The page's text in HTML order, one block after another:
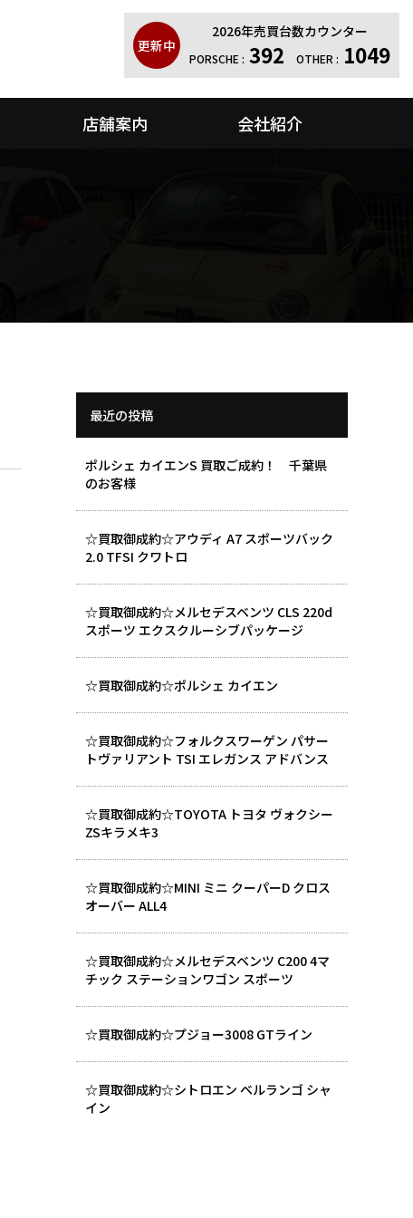
更新中
2026年売買台数カウンター
PORSCHE : 392 OTHER : 1049
店舗案内 会社紹介
最近の投稿
ポルシェ カイエンS 買取ご成約！ 千葉県
のお客様
☆買取御成約☆アウディ A7 スポーツバック
2.0 TFSI クワトロ
☆買取御成約☆メルセデスベンツ CLS 220d
スポーツ エクスクルーシブパッケージ
☆買取御成約☆ポルシェ カイエン
☆買取御成約☆フォルクスワーゲン パサー
トヴァリアント TSI エレガンス アドバンス
☆買取御成約☆TOYOTA トヨタ ヴォクシー
ZSキラメキ3
☆買取御成約☆MINI ミニ クーパーD クロス
オーバー ALL4
☆買取御成約☆メルセデスベンツ C200 4マ
チック ステーションワゴン スポーツ
☆買取御成約☆プジョー3008 GTライン
☆買取御成約☆シトロエン ベルランゴ シャ
イン